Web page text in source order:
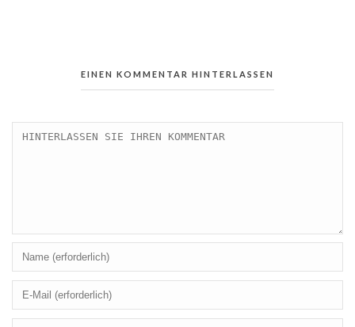
EINEN KOMMENTAR HINTERLASSEN